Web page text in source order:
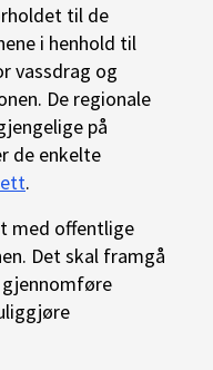
til de
i henhold til
vassdrag og
De regionale
på
de enkelte
.
med offentlige
Det skal framgå